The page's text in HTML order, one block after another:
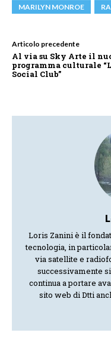
MARILYN MONROE
Articolo precedente
Al via su Sky Arte il
programma culturale
Social Club”
Loris Zanini è il
tecnologia, in
via satellite e
successivamente
continua a portare
sito web di Dtti